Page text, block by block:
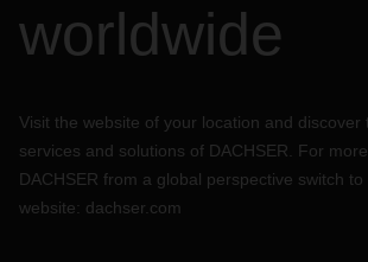
worldwide
Visit the website of your location and discover
services and solutions of DACHSER. For
DACHSER from a global perspective switch
website: dachser.com